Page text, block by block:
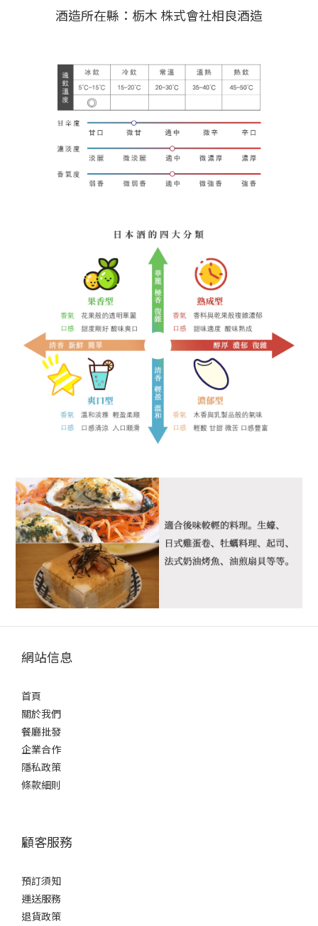
酒造所在縣：栃木 株式會社相良酒造
網站信息
首頁
關於我們
餐廳批發
企業合作
隱私政策
條款細則
顧客服務
預訂須知
運送服務
退貨政策